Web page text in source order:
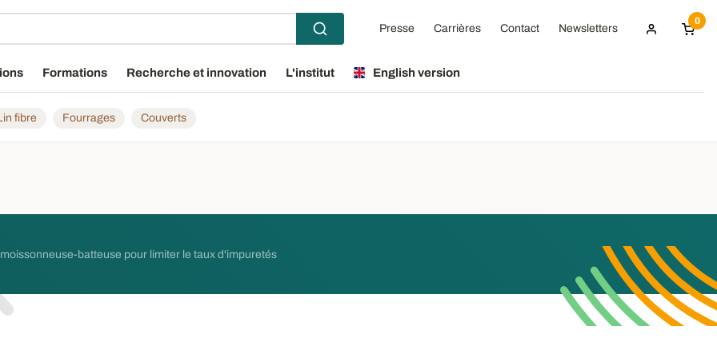
Presse Carrières Contact Newsletters
0
Formations Recherche et innovation L'institut English version
fibre Fourrages Couverts
batteuse pour limiter le taux d'impuretés